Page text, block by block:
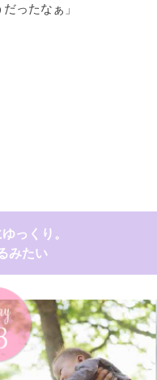
ったなぁ」
っくり。
みたい